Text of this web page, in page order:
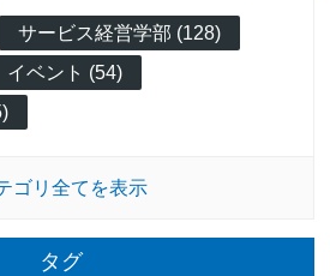
サービス経営学部 (128)
イベント (54)
ゴリ全てを表示
タグ